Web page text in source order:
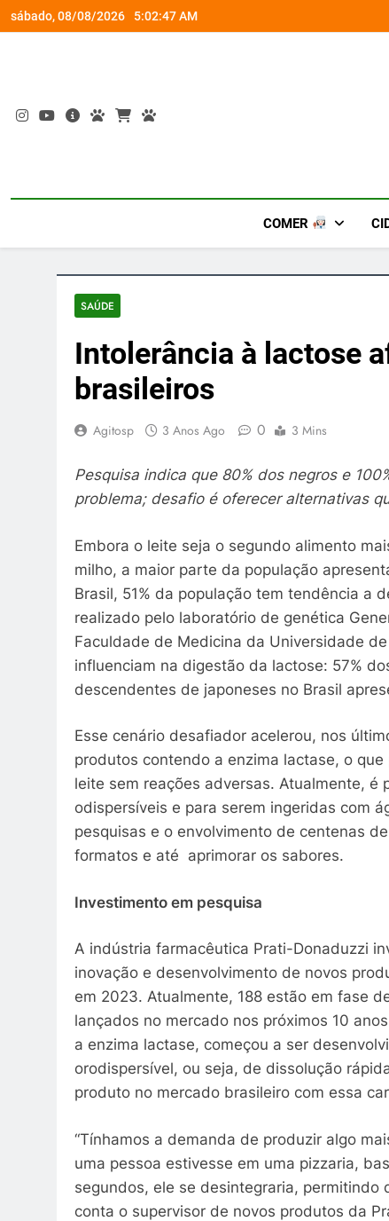
Skip
to
sábado, 08/08/2026 5:02:47 AM
ao diabetes
COMER
SAÚDE
Intolerância à lactose
brasileiros
Agitosp 3 Anos Ago 0 3 Mins
Pesquisa indica que 80% dos negros e
problema; desafio é oferecer alternativas
Embora o leite seja o segundo alimento
milho, a maior parte da população
Brasil, 51% da população tem tendência a
realizado pelo laboratório de genética
Faculdade de Medicina da Universidade
influenciam na digestão da lactose: 57%
descendentes de japoneses no Brasil
Esse cenário desafiador acelerou, nos
produtos contendo a enzima lactase, o
leite sem reações adversas. Atualmente, é
odispersíveis e para serem ingeridas com
pesquisas e o envolvimento de centenas
formatos e até aprimorar os sabores.
Investimento em pesquisa
A indústria farmacêutica Prati-Donaduzzi
inovação e desenvolvimento de novos
em 2023. Atualmente, 188 estão em fase
lançados no mercado nos próximos 10
a enzima lactase, começou a ser
orodispersível, ou seja, de dissolução
produto no mercado brasileiro com essa
“Tínhamos a demanda de produzir algo
uma pessoa estivesse em uma pizzaria,
segundos, ele se desintegraria, permitindo
conta o supervisor de novos produtos da